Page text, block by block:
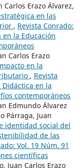
Carlos Erazo Álvarez,
en las
, Revista Conrado:
en la Educación
Carlos Erazo
en la
, Revista
Didáctica en la
contemporáneos
Edmundo Álvarez
Párraga, Juan
identidad social del
de las
Vol. 19 Núm. 91
científicas
Juan Carlos Erazo